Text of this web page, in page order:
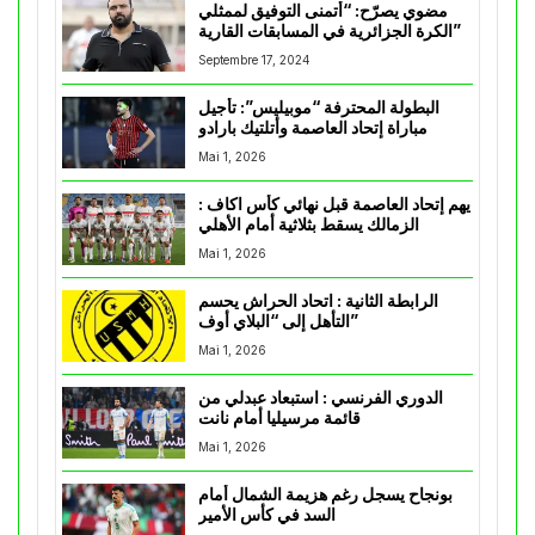
مضوي يصرّح: “أتمنى التوفيق لممثلي
الكرة الجزائرية في المسابقات القارية”
Septembre 17, 2024
البطولة المحترفة “موبيليس”: تأجيل
مباراة إتحاد العاصمة وأتلتيك بارادو
Mai 1, 2026
يهم إتحاد العاصمة قبل نهائي كأس اكاف :
Mai 1, 2026
الرابطة الثانية : اتحاد الحراش يحسم
التأهل إلى “البلاي أوف”
Mai 1, 2026
الدوري الفرنسي : استبعاد عبدلي من
قائمة مرسيليا أمام نانت
Mai 1, 2026
بونجاح يسجل رغم هزيمة الشمال أمام
السد في كأس الأمير